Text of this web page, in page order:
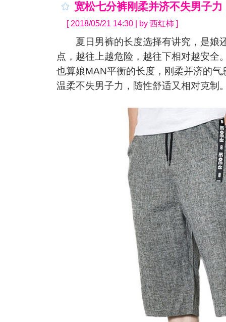
宽松七分裤刚柔并济不失男子力
[ 2018/05/21 14:30 | by 西红柿 ]
夏日男裤的长度选择有讲究，是娘
点，越往上越危险，越往下相对越安全
也算娘MAN平衡的长度，刚柔并济的气
温柔不失男子力，随性舒适又相对克制